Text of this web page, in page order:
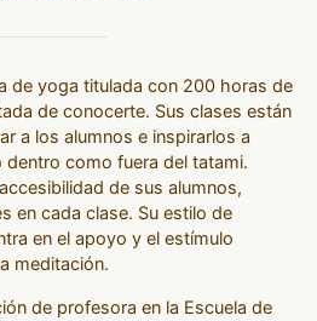
de yoga titulada con 200 horas de
de conocerte. Sus clases están
a los alumnos e inspirarlos a
como fuera del tatami.
de sus alumnos,
en cada clase. Su estilo de
en el apoyo y el estímulo
meditación.
de profesora en la Escuela de